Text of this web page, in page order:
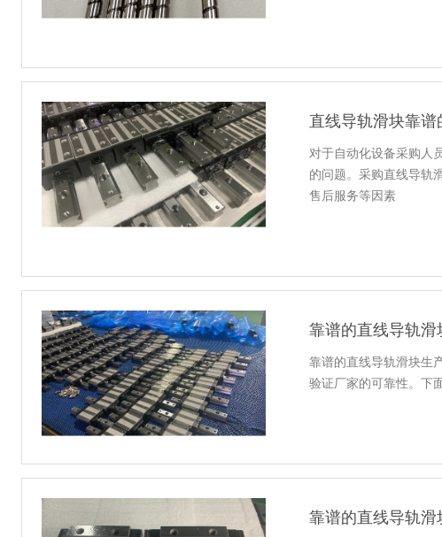
直线导轨滑块靠
对于自动化设备采购人
的问题。采购直线导轨
售后服务等因素
靠谱的直线导轨
靠谱的直线导轨滑块生
验证厂家的可靠性。下
靠谱的直线导轨滑